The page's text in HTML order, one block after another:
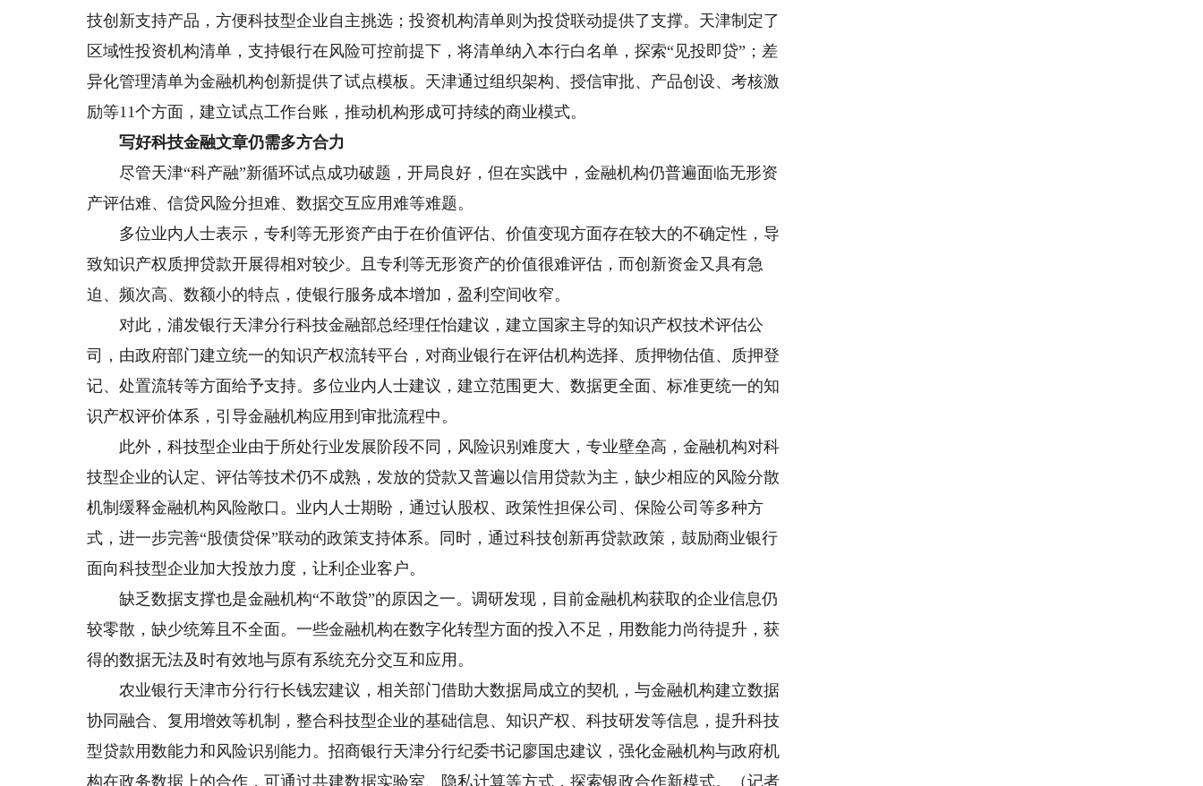
技创新支持产品，方便科技型企业自主挑选；投资机构清单则为投贷联动提供了支撑。天津制定了
区域性投资机构清单，支持银行在风险可控前提下，将清单纳入本行白名单，探索“见投即贷”；差
异化管理清单为金融机构创新提供了试点模板。天津通过组织架构、授信审批、产品创设、考核激
励等11个方面，建立试点工作台账，推动机构形成可持续的商业模式。
写好科技金融文章仍需多方合力
尽管天津“科产融”新循环试点成功破题，开局良好，但在实践中，金融机构仍普遍面临无形资
产评估难、信贷风险分担难、数据交互应用难等难题。
多位业内人士表示，专利等无形资产由于在价值评估、价值变现方面存在较大的不确定性，导
致知识产权质押贷款开展得相对较少。且专利等无形资产的价值很难评估，而创新资金又具有急
迫、频次高、数额小的特点，使银行服务成本增加，盈利空间收窄。
对此，浦发银行天津分行科技金融部总经理任怡建议，建立国家主导的知识产权技术评估公
司，由政府部门建立统一的知识产权流转平台，对商业银行在评估机构选择、质押物估值、质押登
记、处置流转等方面给予支持。多位业内人士建议，建立范围更大、数据更全面、标准更统一的知
识产权评价体系，引导金融机构应用到审批流程中。
此外，科技型企业由于所处行业发展阶段不同，风险识别难度大，专业壁垒高，金融机构对科
技型企业的认定、评估等技术仍不成熟，发放的贷款又普遍以信用贷款为主，缺少相应的风险分散
机制缓释金融机构风险敞口。业内人士期盼，通过认股权、政策性担保公司、保险公司等多种方
式，进一步完善“股债贷保”联动的政策支持体系。同时，通过科技创新再贷款政策，鼓励商业银行
面向科技型企业加大投放力度，让利企业客户。
缺乏数据支撑也是金融机构“不敢贷”的原因之一。调研发现，目前金融机构获取的企业信息仍
较零散，缺少统筹且不全面。一些金融机构在数字化转型方面的投入不足，用数能力尚待提升，获
得的数据无法及时有效地与原有系统充分交互和应用。
农业银行天津市分行行长钱宏建议，相关部门借助大数据局成立的契机，与金融机构建立数据
协同融合、复用增效等机制，整合科技型企业的基础信息、知识产权、科技研发等信息，提升科技
型贷款用数能力和风险识别能力。招商银行天津分行纪委书记廖国忠建议，强化金融机构与政府机
构在政务数据上的合作，可通过共建数据实验室、隐私计算等方式，探索银政合作新模式。（记者